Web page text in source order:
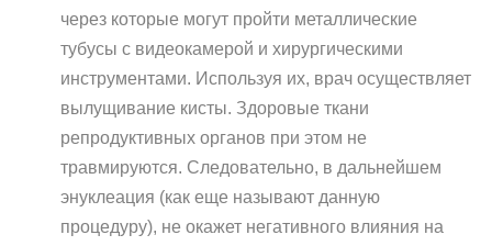
через которые могут пройти металлические
тубусы с видеокамерой и хирургическими
инструментами. Используя их, врач осуществляет
вылущивание кисты. Здоровые ткани
репродуктивных органов при этом не
травмируются. Следовательно, в дальнейшем
энуклеация (как еще называют данную
процедуру), не окажет негативного влияния на